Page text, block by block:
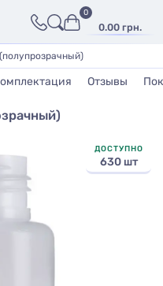
0.00 грн.
0
Отзывы
ДОСТУПНО
630 шт